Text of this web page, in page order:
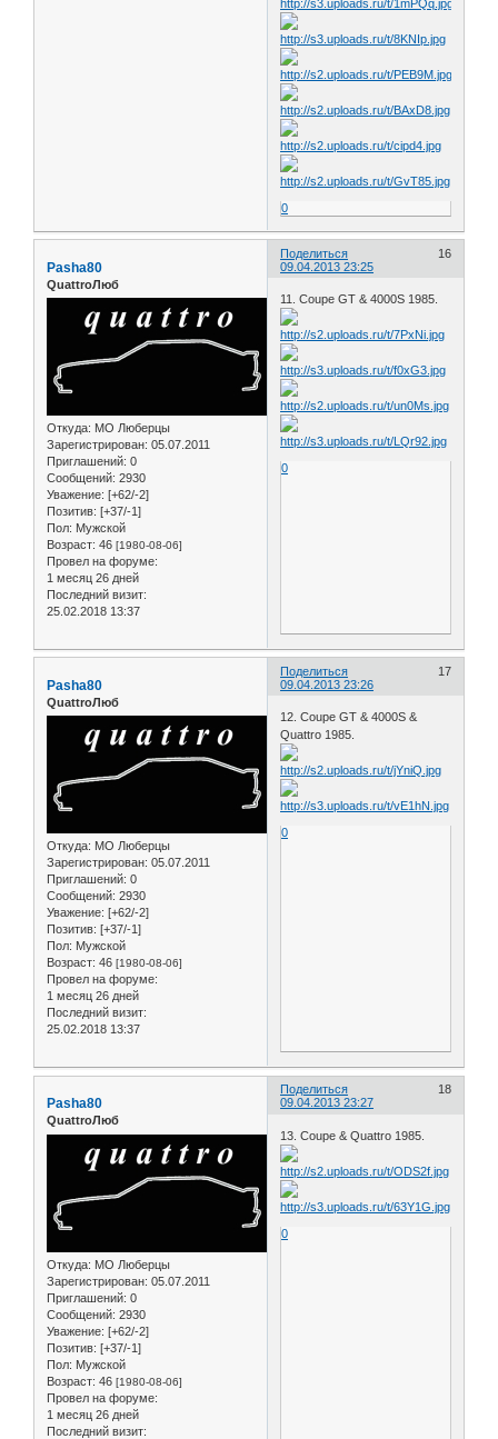
0
Поделиться
16
09.04.2013 23:25
Pasha80
QuattroЛюб
Откуда: МО Люберцы
Зарегистрирован: 05.07.2011
Приглашений: 0
Сообщений: 2930
Уважение: [+62/-2]
Позитив: [+37/-1]
Пол: Мужской
Возраст: 46 [1980-08-06]
Провел на форуме:
1 месяц 26 дней
Последний визит:
25.02.2018 13:37
11. Coupe GT & 4000S 1985.
0
Поделиться
17
09.04.2013 23:26
Pasha80
QuattroЛюб
Откуда: МО Люберцы
Зарегистрирован: 05.07.2011
Приглашений: 0
Сообщений: 2930
Уважение: [+62/-2]
Позитив: [+37/-1]
Пол: Мужской
Возраст: 46 [1980-08-06]
Провел на форуме:
1 месяц 26 дней
Последний визит:
25.02.2018 13:37
12. Coupe GT & 4000S &
Quattro 1985.
0
Поделиться
18
09.04.2013 23:27
Pasha80
QuattroЛюб
Откуда: МО Люберцы
Зарегистрирован: 05.07.2011
Приглашений: 0
Сообщений: 2930
Уважение: [+62/-2]
Позитив: [+37/-1]
Пол: Мужской
Возраст: 46 [1980-08-06]
Провел на форуме:
1 месяц 26 дней
Последний визит:
13. Coupe & Quattro 1985.
0